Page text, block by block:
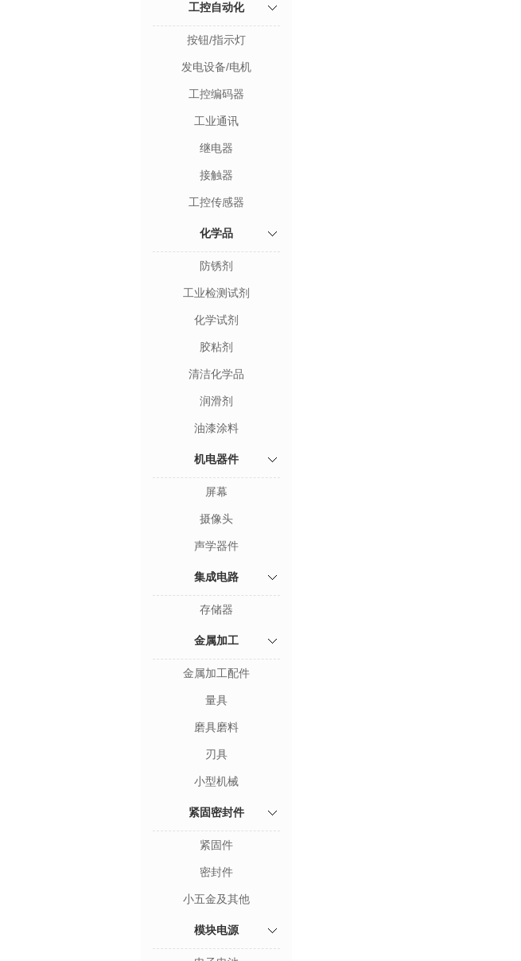
工控自动化
按钮/指示灯
发电设备/电机
工控编码器
工业通讯
继电器
接触器
工控传感器
化学品
防锈剂
工业检测试剂
化学试剂
胶粘剂
清洁化学品
润滑剂
油漆涂料
机电器件
屏幕
摄像头
声学器件
集成电路
存储器
金属加工
金属加工配件
量具
磨具磨料
刃具
小型机械
紧固密封件
紧固件
密封件
小五金及其他
模块电源